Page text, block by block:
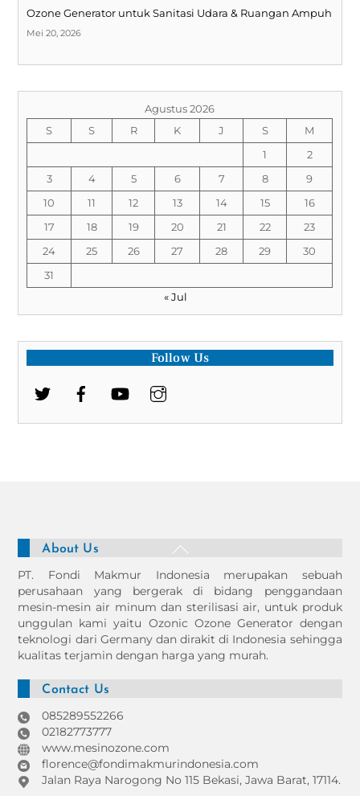
Ozone Generator untuk Sanitasi Udara & Ruangan Ampuh
Mei 20, 2026
Agustus 2026
S
S R K J S
M
1
2
3
4 5 6 7 8
9
10
11 12 13 14 15
16
17
18 19 20 21 22
23
24
25 26 27 28 29
30
31
« Jul
Follow Us
Back
Top
About Us
PT. Fondi Makmur Indonesia merupakan sebuah
perusahaan yang bergerak di bidang penggandaan
mesin-mesin air minum dan sterilisasi air, untuk produk
unggulan kami yaitu Ozonic Ozone Generator dengan
teknologi dari Germany dan dirakit di Indonesia sehingga
kualitas terjamin dengan harga yang murah.
Contact Us
085289552266
02182773777
www.mesinozone.com
florence@fondimakmurindonesia.com
Jalan Raya Narogong No 115 Bekasi, Jawa Barat, 17114.